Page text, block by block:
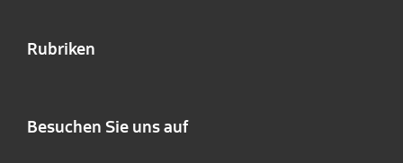
Rubriken
Besuchen Sie uns auf